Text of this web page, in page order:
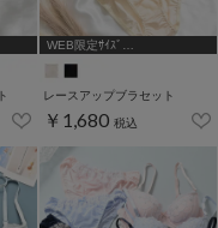
WEB限定ｻｲｽﾞ
レースアップブラセット
￥1,680 税込